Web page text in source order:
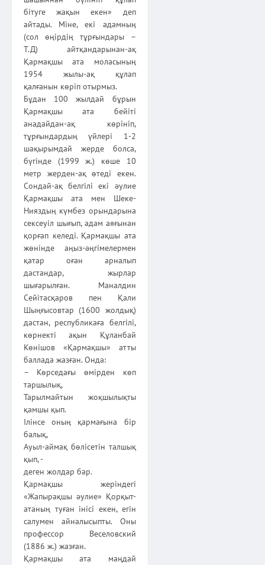
бітуге жақын екен» деп
айтады. Міне, екі адамның
(сол өңірдің тұрғындары –
Т.Д) айтқандарынан-ақ
Қармақшы ата моласының
1954 жылы-ақ құлап
қалғанын көріп отырмыз.
Бұдан 100 жылдай бұрын
Қармақшы ата бейіті
анадайдан-ақ көрініп,
тұрғындардың үйлері 1-2
шақырымдай жерде болса,
бүгінде (1999 ж.) көше 10
метр жерден-ақ өтеді екен.
Сондай-ақ белгілі екі әулие
Қармақшы ата мен Шеке-
Нияздың күмбез орындарына
сексеуіл шығып, адам аяғынан
қорғап келеді. Қармақшы ата
жөнінде аңыз-әңгімелермен
қатар оған арналып
дастандар, жырлар
шығарылған. Маналдин
Сейітасқаров пен Қали
Шыңғысовтар (1600 жолдық)
дастан, республикаға белгілі,
көрнекті ақын Құланбай
Көнішов «Қармақшы» атты
баллада жазған. Онда:
– Көрседағы өмірден көп
таршылық,
Тарылмайтын жоқшылықты
қамшы қып.
Ілінсе оның қармағына бір
балық,
Ауыл-аймақ бөлісетін талшық
қып, -
деген жолдар бар.
Қармақшы жеріндегі
«Жапырақшы әулие» Қорқыт-
атаның туған інісі екен, егін
салумен айналысыпты. Оны
профессор Веселовский
(1886 ж.) жазған.
Қармақшы ата маңдай